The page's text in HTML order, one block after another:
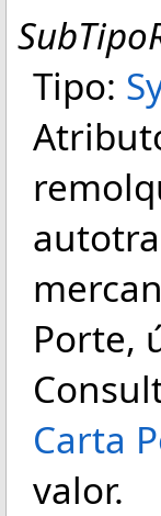
Tipo:
Porte,
Carta
valor.